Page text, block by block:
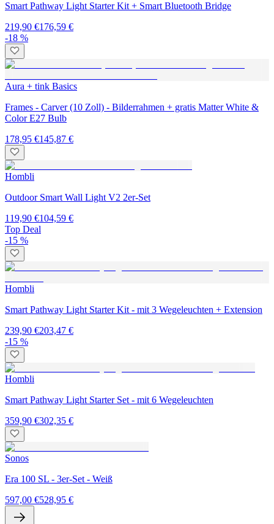
Smart Pathway Light Starter Kit + Smart Bluetooth Bridge
219,90 €176,59 €
-18 %
Aura + tink Basics
Frames - Carver (10 Zoll) - Bilderrahmen + gratis Matter White &
Color E27 Bulb
178,95 €145,87 €
Hombli
Outdoor Smart Wall Light V2 2er-Set
119,90 €104,59 €
Top Deal
-15 %
Hombli
Smart Pathway Light Starter Kit - mit 3 Wegeleuchten + Extension
239,90 €203,47 €
-15 %
Hombli
Smart Pathway Light Starter Set - mit 6 Wegeleuchten
359,90 €302,35 €
Sonos
Era 100 SL - 3er-Set - Weiß
597,00 €528,95 €